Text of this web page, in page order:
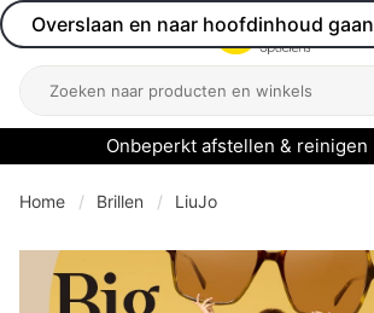
Overslaan en naar hoofdinhoud gaan
Open menu
Zoeken
Onbeperkt afstellen & reinigen
menu
Home Brillen LiuJo